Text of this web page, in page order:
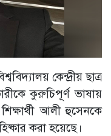
কেন্দ্রীয় ছাত্র
কুরুচিপূর্ণ ভাষায়
আলী হুসেনকে
করা হয়েছে।